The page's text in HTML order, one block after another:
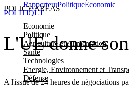
POLICY AREAS
Economie
Politique
Agriculture et Alimentation
Santé
Technologies
Energie, Environnement et
Défense
RapporteurPolitiqueÉconomie
L'UE donne
A l'issue de 24 heures de négociations
POLITIQUE